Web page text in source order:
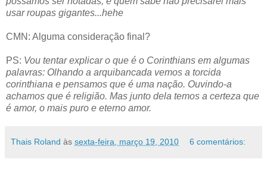
usar roupas gigantes...hehe
CMN: Alguma consideração final?
PS: Vou tentar explicar o que é o Corinthians em algumas
palavras: Olhando a arquibancada vemos a torcida
corinthiana e pensamos que é uma nação. Ouvindo-a
achamos que é religião. Mas junto dela temos a certeza que
é amor, o mais puro e eterno amor.
Thais Roland às sexta-feira, março 19, 2010 6 comentários: